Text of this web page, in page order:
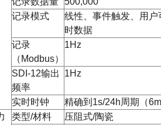
记录模式
线性、事件触发、用
时数据
记录
（Modbus）
1Hz
SDI-12输出
频率
1Hz
实时时钟 精确到1s/24h周期（
类型/材料 压阻式/陶瓷